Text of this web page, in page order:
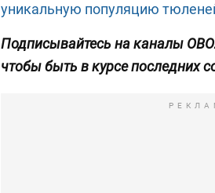
уникальную популяцию
Подписывайтесь на каналы
чтобы быть в курсе последних